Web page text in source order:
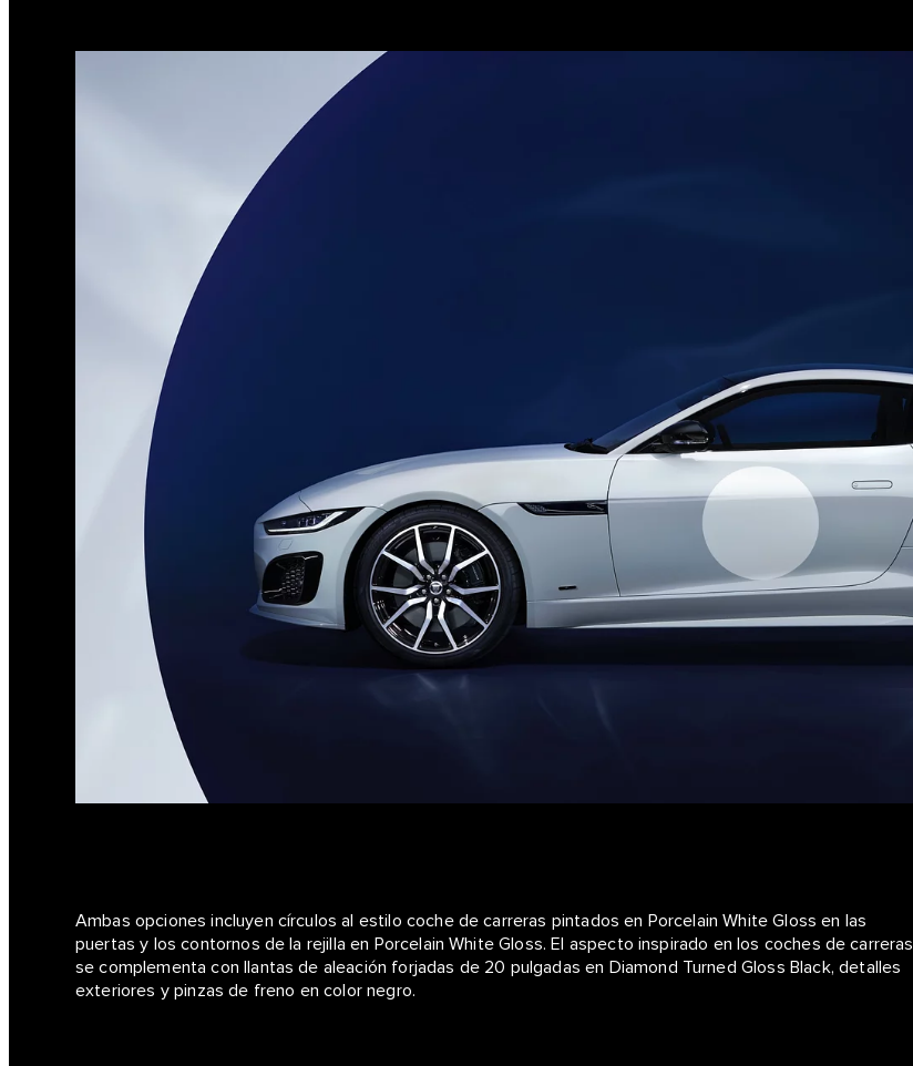
Ambas opciones incluyen círculos al estilo coche de carreras pintados en Porcelain White Gloss en las
puertas y los contornos de la rejilla en Porcelain White Gloss. El aspecto inspirado en los coches de carreras
se complementa con llantas de aleación forjadas de 20 pulgadas en Diamond Turned Gloss Black, detalles
exteriores y pinzas de freno en color negro.